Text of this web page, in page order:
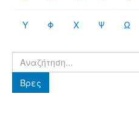
Υ Φ Χ Ψ Ω
Βρες
Βρες